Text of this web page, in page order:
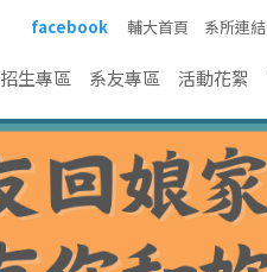
facebook 輔大首頁 系所連結
招生專區 系友專區 活動花絮